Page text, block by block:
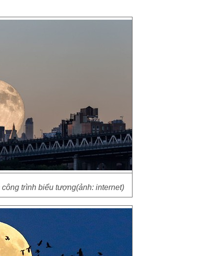
trình biểu tượng(ảnh: internet)